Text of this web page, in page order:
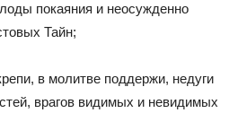
покаяния и неосужденно
Тайн;
в молитве поддержи, недуги
врагов видимых и невидимых